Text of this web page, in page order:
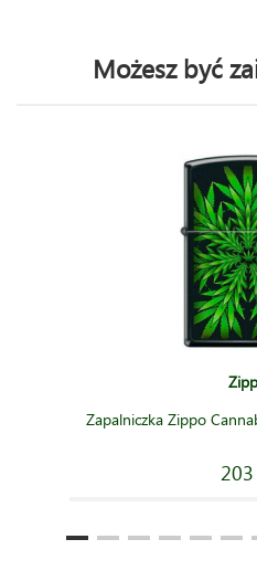
Możesz być
Zapalniczka Zippo
203